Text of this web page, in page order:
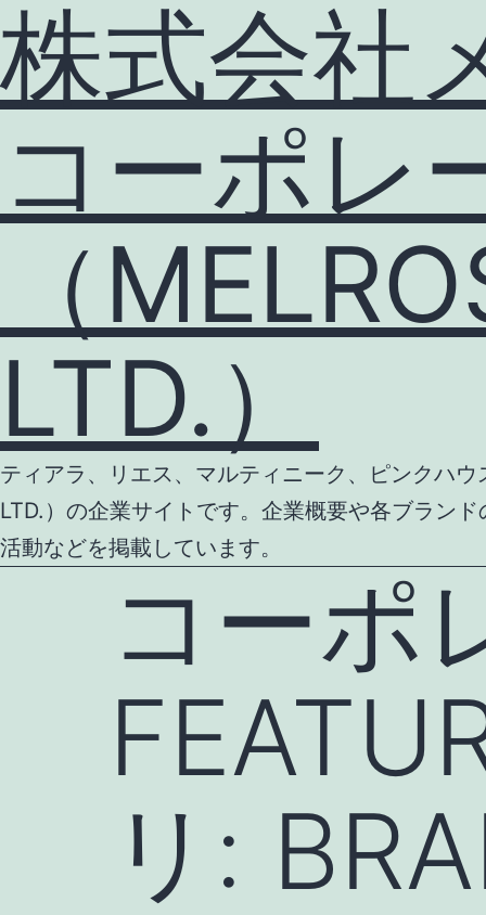
株式会社
コーポレ
（
LTD.）
ティアラ、リエス、マルティニーク、ピンクハ
LTD.）の企業サイトです。企業概要や各ブラン
活動などを掲載しています。
コーポ
リ: